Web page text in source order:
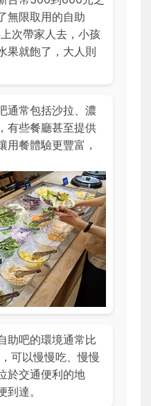
無限取用的自助
次帶家人去，小孩
果就飽了，大人則
通常包括沙拉、濃
有些餐廳甚至提供
用餐體驗更豐富，
助吧的環境通常比
可以慢慢吃、慢慢
於交通便利的地
達。